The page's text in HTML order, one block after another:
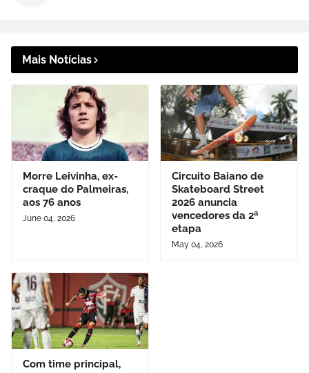
Mais Notícias
Morre Leivinha, ex-
craque do Palmeiras,
aos 76 anos
June 04, 2026
Circuito Baiano de
Skateboard Street
2026 anuncia
vencedores da 2ª
etapa
May 04, 2026
Com time principal,